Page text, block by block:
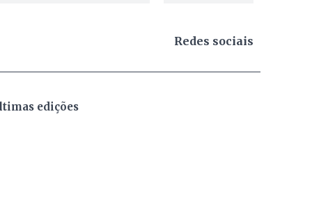
Redes sociais
edições